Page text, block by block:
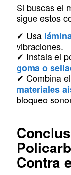
Si buscas el
sigue estos
✔ Usa
vibraciones.
✔ Instala el
goma o
✔ Combina
materiales
bloqueo
Contra